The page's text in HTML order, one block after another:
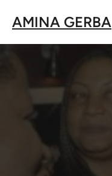
AMINA GERBA